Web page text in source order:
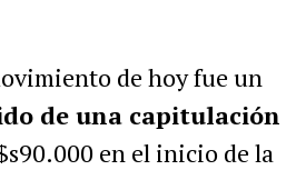
de hoy fue un
de una capitulación
en el inicio de la